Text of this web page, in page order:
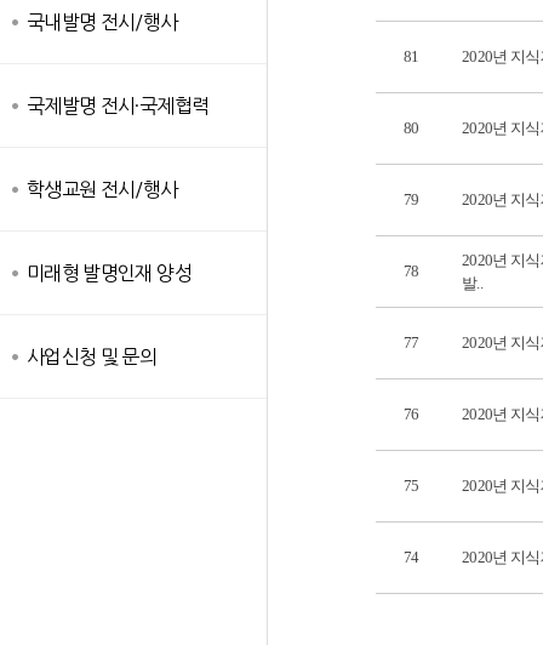
국내발명 전시/행사
국제발명 전시·국제협력
학생교원 전시/행사
미래형 발명인재 양성
사업신청 및 문의
81 2020년 지
80 2020년 지
79 2020년 지
78
2020년 지
발..
77 2020년 지
76 2020년 지
75 2020년 지
74 2020년 지